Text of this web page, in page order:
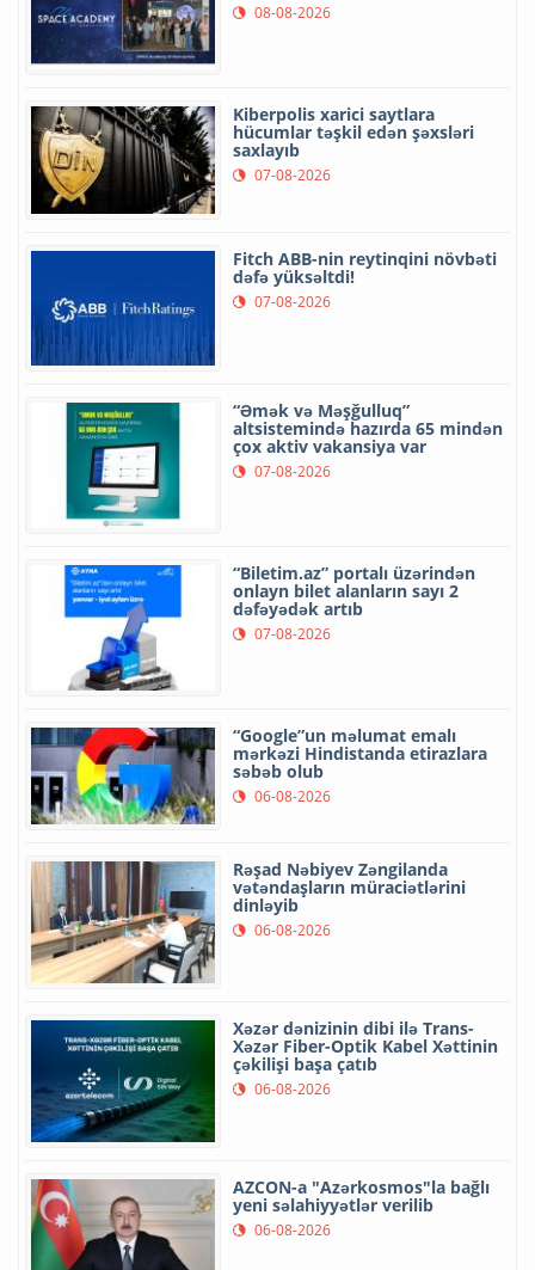
08-08-2026
Kiberpolis xarici saytlara
hücumlar təşkil edən şəxsləri
saxlayıb
07-08-2026
Fitch ABB-nin reytinqini növbəti
dəfə yüksəltdi!
07-08-2026
“Əmək və Məşğulluq”
altsistemində hazırda 65 mindən
çox aktiv vakansiya var
07-08-2026
“Biletim.az” portalı üzərindən
onlayn bilet alanların sayı 2
dəfəyədək artıb
07-08-2026
“Google”un məlumat emalı
mərkəzi Hindistanda etirazlara
səbəb olub
06-08-2026
Rəşad Nəbiyev Zəngilanda
vətəndaşların müraciətlərini
dinləyib
06-08-2026
Xəzər dənizinin dibi ilə Trans-
Xəzər Fiber-Optik Kabel Xəttinin
çəkilişi başa çatıb
06-08-2026
AZCON-a "Azərkosmos"la bağlı
yeni səlahiyyətlər verilib
06-08-2026